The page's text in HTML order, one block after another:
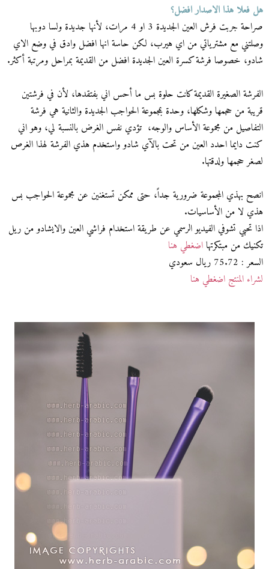
هل فعلا هذا الاصدار افضل؟
صراحة جربت فرش العين الجديدة 3 او 4 مرات، لأنها جديدة ولسا دوبها
وصلتني مع مشترياتي من اي هيرب، لكن حاسة انها افضل وادق في وضع الاي
شادو، خصوصا فرشة كسرة العين الجديدة افضل من القديمة بمراحل ومرتبة أكثر.
الفرشة الصغيرة القديمة كانت حلوة بس ما أحس اني بفتقدها، لأن في فرشتين
قريبة من حجمها وشكلها، وحدة بمجموعة الحواجب الجديدة والثانية هي فرشة
التفاصيل من مجموعة الأساس والوجه، تؤدي نفس الغرض بالنسبة لي، وهو اني
كنت دايما احدد العين من تحت بالآي شادو واستخدم هذي الفرشة لهذا الغرص
لصغر حجمها ولدقتها.
انصح بهذي المجموعة ضرورية جداً، حتى ممكن تستغنين عن مجموعة الحواجب بس
هذي لا من الأساسيات.
اذا تحبي تشوفي الفيديو الرسمي عن طريقة استخدام فراشي العين والايشادو من ريل
تكنيك من مبتكرتهااضغطي هنا
السعر : 75.72 ريال سعودي
لشراء المنتج اضغطي هنا